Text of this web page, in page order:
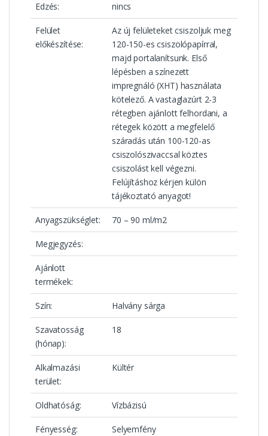
Edzés: nincs
Felület
előkészítése:
Az új felületeket csiszoljuk meg
120-150-es csiszolópapírral,
majd portalanítsunk. Első
lépésben a színezett
impregnáló (XHT) használata
kötelező. A vastaglazúrt 2-3
rétegben ajánlott felhordani, a
rétegek között a megfelelő
száradás után 100-120-as
csiszolószivaccsal köztes
csiszolást kell végezni.
Felújításhoz kérjen külön
tájékoztató anyagot!
Anyagszükséglet: 70 – 90 ml/m2
Megjegyzés:
Ajánlott
termékek:
Szín: Halvány sárga
Szavatosság
(hónap):
18
Alkalmazási
terület:
Kültér
Oldhatóság: Vízbázisú
Fényesség: Selyemfény